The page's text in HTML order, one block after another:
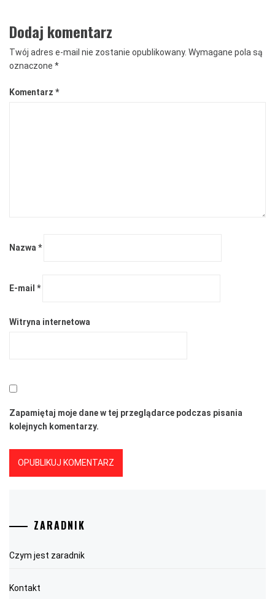
Dodaj komentarz
Twój adres e-mail nie zostanie opublikowany. Wymagane pola są
oznaczone *
Komentarz *
Nazwa *
E-mail *
Witryna internetowa
Zapamiętaj moje dane w tej przeglądarce podczas pisania
kolejnych komentarzy.
ZARADNIK
Czym jest zaradnik
Kontakt